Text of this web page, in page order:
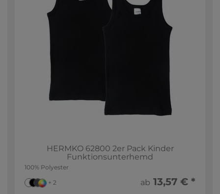
HERMKO 62800 2er Pack Kinder
Funktionsunterhemd
100% Polyester
+ 2 ab 13,57 € *